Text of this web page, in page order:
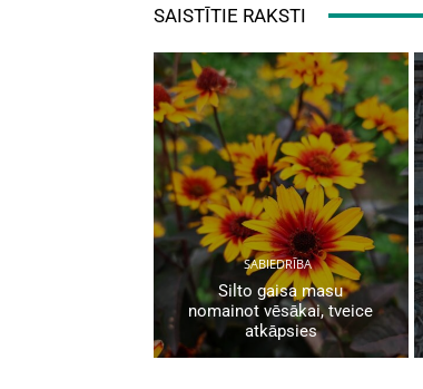
SAISTĪTIE RAKSTI
SABIEDRĪBA
Silto gaisa masu
nomainot vēsākai, tveice
atkāpsies